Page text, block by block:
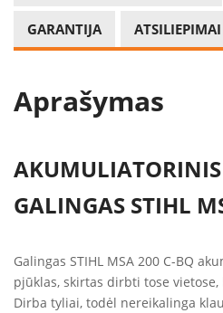
GARANTIJA ATSILIEPIMAI
Aprašymas
AKUMULIATORINIS
GALINGAS STIHL
Galingas STIHL MSA 200 C-BQ
pjūklas, skirtas dirbti tose
Dirba tyliai, todėl nereikalinga